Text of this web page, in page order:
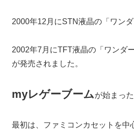
2000年12月にSTN液晶の「ワンダ
2002年7月にTFT液晶の「ワンダ
が発売されました。
myレゲーブームが始まっ
最初は、ファミコンカセットを中